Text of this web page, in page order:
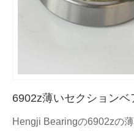
6902z薄いセクションベ
Hengji Bearingの6902zの